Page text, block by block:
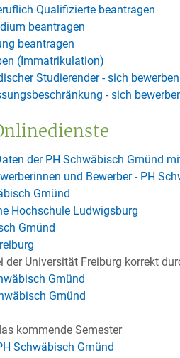
Qualifizierte beantragen
beantragen
beantragen
(Immatrikulation)
Studierender - sich bewerben
- sich
der PH Schwäbisch Gmünd
und Bewerber - PH
Gmünd
Hochschule Ludwigsburg
Gmünd
der Universität Freiburg korrekt
Gmünd
Gmünd
kommende Semester
Schwäbisch Gmünd